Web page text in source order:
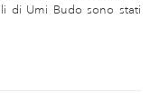
di Umi Budo sono stati